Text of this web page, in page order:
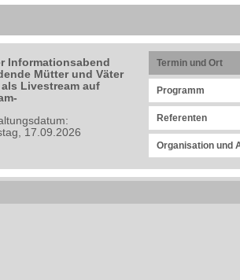
Informationsabend
Mütter und Väter
Livestream auf
17.09.2026
Termin und Ort
Programm
Referenten
Organisation und